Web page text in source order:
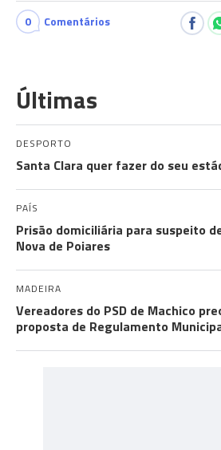
0 Comentários
Últimas
DESPORTO
Santa Clara quer fazer do seu
PAÍS
Prisão domiciliária para suspeito
Nova de Poiares
MADEIRA
Vereadores do PSD de Machico
proposta de Regulamento